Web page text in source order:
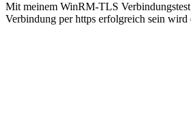
Mit meinem WinRM-TLS
Verbindung per https erfolgreich sein wird